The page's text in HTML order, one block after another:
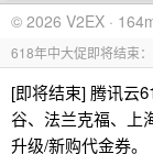
© 2026 V2EX ·
618年中大促即将结束
[即将结束] 腾讯云
谷、法兰克福、上
升级/新购代金券。